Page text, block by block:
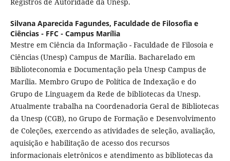
Registros de Autoridade da Unesp.
Silvana Aparecida Fagundes, Faculdade de Filosofia e
Ciências - FFC - Campus Marília
Mestre em Ciência da Informação - Faculdade de Filosoia e
Ciências (Unesp) Campus de Marília. Bacharelado em
Biblioteconomia e Documentação pela Unesp Campus de
Marília. Membro Grupo de Política de Indexação e do
Grupo de Linguagem da Rede de bibliotecas da Unesp.
Atualmente trabalha na Coordenadoria Geral de Bibliotecas
da Unesp (CGB), no Grupo de Formação e Desenvolvimento
de Coleções, exercendo as atividades de seleção, avaliação,
aquisição e habilitação de acesso dos recursos
informacionais eletrônicos e atendimento as bibliotecas da